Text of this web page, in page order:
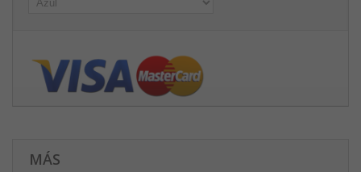
MÁS